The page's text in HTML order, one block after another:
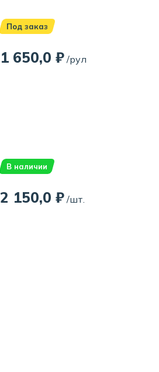
Под заказ
1 650,0 ₽ /рул
В наличии
2 150,0 ₽ /шт.